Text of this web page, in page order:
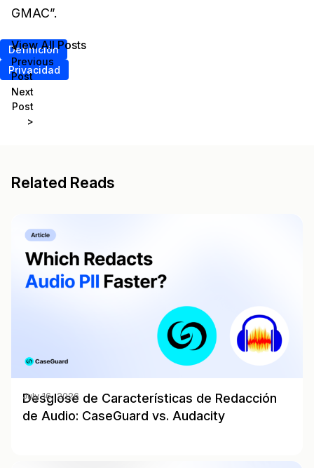
GMAC”.
Definición
Privacidad
<
Previous
Post
Next
Post
>
View All Posts
Related Reads
Desglose de Características de Redacción
de Audio: CaseGuard vs. Audacity
July 16, 2026